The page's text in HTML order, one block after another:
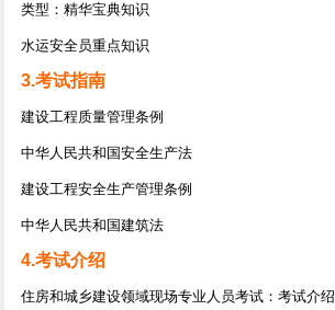
类型：精华宝典知识
水运安全员重点知识
3.考试指南
建设工程质量管理条例
中华人民共和国安全生产法
建设工程安全生产管理条例
中华人民共和国建筑法
4.考试介绍
住房和城乡建设领域现场专业人员考试：考试介绍